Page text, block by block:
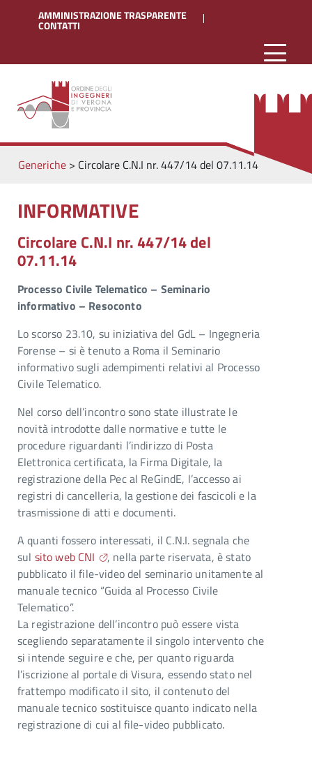
AMMINISTRAZIONE TRASPARENTE
CONTATTI
Generiche> Circolare C.N.I nr. 447/14 del 07.11.14
INFORMATIVE
Circolare C.N.I nr. 447/14 del
07.11.14
Processo Civile Telematico – Seminario
informativo – Resoconto
Lo scorso 23.10, su iniziativa del GdL – Ingegneria
Forense – si è tenuto a Roma il Seminario
informativo sugli adempimenti relativi al Processo
Civile Telematico.
Nel corso dell’incontro sono state illustrate le
novità introdotte dalle normative e tutte le
procedure riguardanti l’indirizzo di Posta
Elettronica certificata, la Firma Digitale, la
registrazione della Pec al ReGindE, l’accesso ai
registri di cancelleria, la gestione dei fascicoli e la
trasmissione di atti e documenti.
A quanti fossero interessati, il C.N.I. segnala che
sul sito web CNI
, nella parte riservata, è stato
pubblicato il file-video del seminario unitamente al
manuale tecnico “Guida al Processo Civile
Telematico”.
La registrazione dell’incontro può essere vista
scegliendo separatamente il singolo intervento che
si intende seguire e che, per quanto riguarda
l’iscrizione al portale di Visura, essendo stato nel
frattempo modificato il sito, il contenuto del
manuale tecnico sostituisce quanto indicato nella
registrazione di cui al file-video pubblicato.